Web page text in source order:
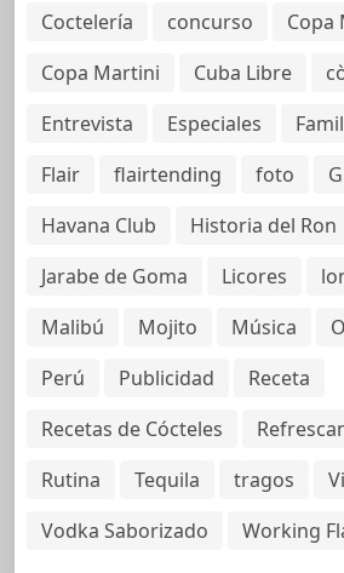
Coctelería
concurso
Copa
Copa Martini
Cuba Libre
Entrevista
Especiales
Flair
flairtending foto
Havana Club
Historia del Ron
Jarabe de Goma
Licores
Malibú
Mojito Música
Perú
Publicidad
Receta
Recetas de Cócteles
Rutina
Tequila tragos
Vodka Saborizado
Working